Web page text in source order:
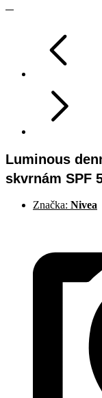
Luminous
skvrnám SPF
Značka: Nivea